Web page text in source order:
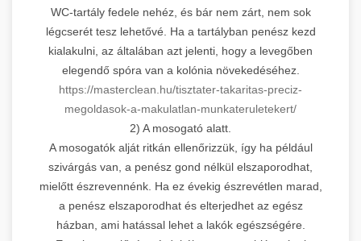
WC-tartály fedele nehéz, és bár nem zárt, nem sok
légcserét tesz lehetővé. Ha a tartályban penész kezd
kialakulni, az általában azt jelenti, hogy a levegőben
elegendő spóra van a kolónia növekedéséhez.
https://masterclean.hu/tisztater-takaritas-preciz-
megoldasok-a-makulatlan-munkateruletekert/
2) A mosogató alatt.
A mosogatók alját ritkán ellenőrizzük, így ha például
szivárgás van, a penész gond nélkül elszaporodhat,
mielőtt észrevennénk. Ha ez évekig észrevétlen marad,
a penész elszaporodhat és elterjedhet az egész
házban, ami hatással lehet a lakók egészségére.